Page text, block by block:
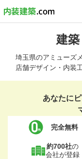
建
埼玉県のアミューズ
店舗デザイン・内装
あなたに
完全無料
約700社の
会社が登録